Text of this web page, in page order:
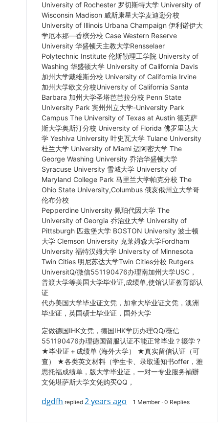
University of Rochester 罗切斯特大学 University of
Wisconsin Madison 威斯康星大学麦迪逊分校
University of Illinois Urbana Champaign 伊利诺伊大
学厄本那—香槟分校 Case Western Reserve
University 华盛顿天主教大学Rensselaer
Polytechnic Institute 伦斯勒理工学院 University of
Washing 华盛顿大学 University of California Davis
加州大学戴维斯分校 University of California Irvine
加州大学欧文分校University of California Santa
Barbara 加州大学圣塔芭芭拉分校 Penn State
University Park 宾州州立大学-University Park
Campus The University of Texas at Austin 德克萨
斯大学奥斯汀分校 University of Florida 佛罗里达大
学 Yeshiva University 叶史瓦大学 Tulane University
杜兰大学 University of Miami 迈阿密大学 The
George Washing University 乔治华盛顿大学
Syracuse University 雪城大学 University of
Maryland College Park 马里兰大学帕克分校 The
Ohio State University,Columbus 俄亥俄州立大学哥
伦布分校
Pepperdine University 佩珀代因大学 The
University of Georgia 乔治亚大学 University of
Pittsburgh 匹兹堡大学 BOSTON University 波士顿
大学 Clemson University 克莱姆森大学Fordham
University 福特汉姆大学 University of Minnesota
Twin Cities 明尼苏达大学Twin Cities分校 Rutgers
UniversitQ/微信551190476办理南加州大学USC，
普渡大学等美国大学毕业证,成绩单,使馆认证教育部认
证
代办美国大学毕业证文凭，加拿大毕业证文凭，澳洲
毕业证，英国硕士毕业证，国外大学
定做德国IHK文凭，德国IHK学历办理QQ/薇信
551190476办理德国留服认证不能正常毕业？辍学？
★毕业证＋成绩单 (海外大学） ★真实留信认证（可
查） ★各类英文材料（学生卡、录取通知书offer，雅
思托福成绩单，版大学毕业证，一对一专业服务補辦
文凭堪萨斯大学文凭购买QQ，
dgdfh replied2 years ago 1 Member · 0 Replies